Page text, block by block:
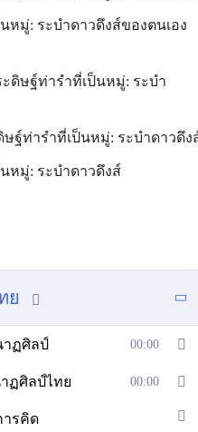
มู่: ระบำดาวดึงส์ของตนเอง
ดิษฐ์ท่ารำที่เป็นหมู่: ระบำ
ฐ์ท่ารำที่เป็นหมู่: ระบำดาวดึง
หมู่: ระบำดาวดึงส์
ย
าฏศิลป์ 00:00
ฏศิลป์ไทย 00:00
รคิด